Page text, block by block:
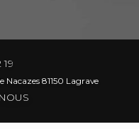
81150 Lagrave